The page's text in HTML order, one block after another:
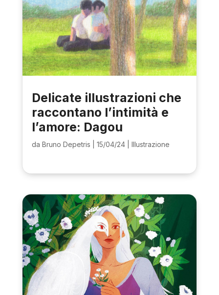
Delicate illustrazioni che
raccontano l’intimità e
l’amore: Dagou
da Bruno Depetris 15/04/24| Illustrazione